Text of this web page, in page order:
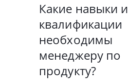
Какие навыки и
квалификации
необходимы
менеджеру по
продукту?